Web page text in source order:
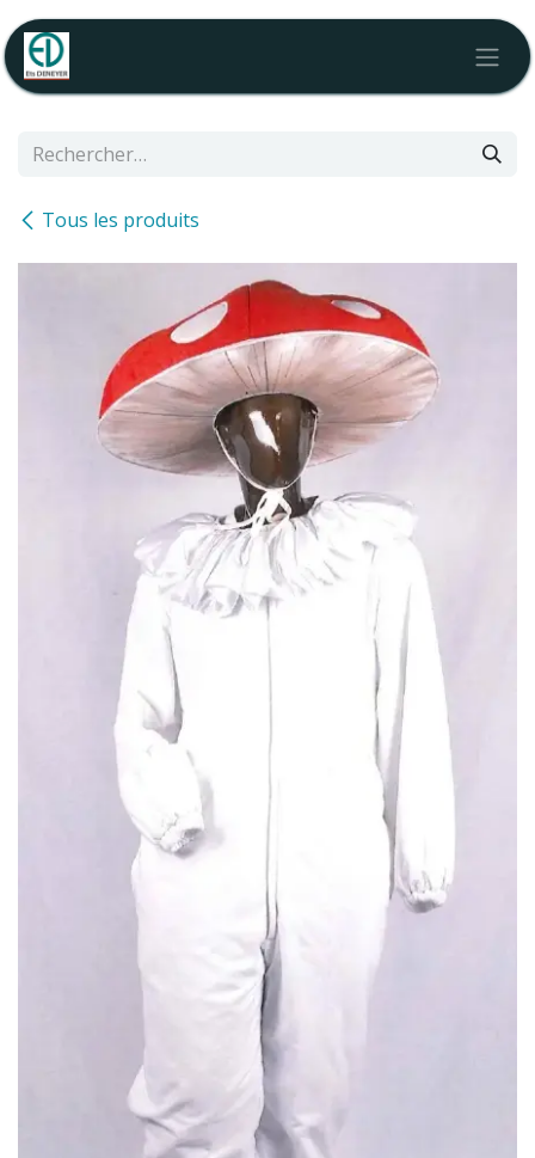
Se rendre au contenu
Tous les produits